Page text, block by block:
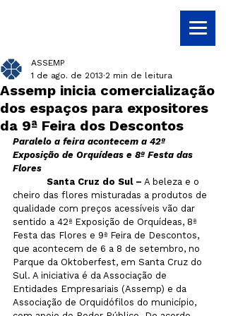
Assemp inicia comercialização
dos espaços para expositores
da 9ª Feira dos Descontos
ASSEMP
1 de ago. de 2013 2 min de leitura
Paralelo a feira acontecem a 42ª
Exposição de Orquídeas e 8ª Festa das
Flores
Santa Cruz do Sul – A beleza e o
cheiro das flores misturadas a produtos de
qualidade com preços acessíveis vão dar
sentido a 42ª Exposição de Orquídeas, 8ª
Festa das Flores e 9ª Feira de Descontos,
que acontecem de 6 a 8 de setembro, no
Parque da Oktoberfest, em Santa Cruz do
Sul. A iniciativa é da Associação de
Entidades Empresariais (Assemp) e da
Associação de Orquidófilos do município,